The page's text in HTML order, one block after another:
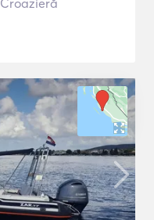
Croazieră